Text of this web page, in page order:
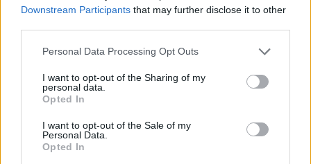
Downstream Participants that may further disclose it to other
Personal Data Processing Opt Outs
I want to opt-out of the Sharing of my
personal data.
Opted In
I want to opt-out of the Sale of my
Personal Data.
Opted In
100% Polypropylen
Akustik:ISO 354 & ISO 11654 (sound absorption) / EN 29053
& ISO 9053-1 (airflow resistance)
Adhered Class B, BS 476 Part 7 class I
Certifikat:Certified to the EU Ecolabel / Certified to Indoor
Advantage™ Gold
Tillverkare:
Färgkarta